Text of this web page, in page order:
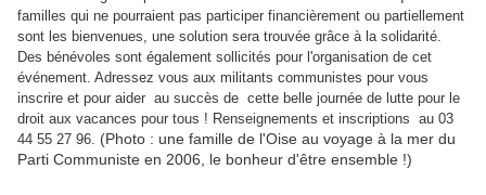
familles qui ne pourraient pas participer financièrement ou partiellement
sont les bienvenues, une solution sera trouvée grâce à la solidarité.
Des bénévoles sont également sollicités pour l'organisation de cet
événement. Adressez vous aux militants communistes pour vous
inscrire et pour aider au succès de cette belle journée de lutte pour le
droit aux vacances pour tous ! Renseignements et inscriptions au 03
44 55 27 96. (Photo : une famille de l'Oise au voyage à la mer du
Parti Communiste en 2006, le bonheur d'être ensemble !)